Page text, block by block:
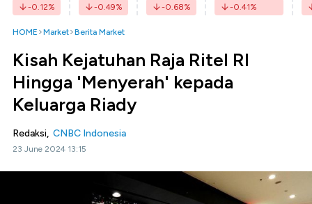
-0.12% -0.49% -0.68% -0.41%
HOME Market Berita Market
Kisah Kejatuhan Raja Ritel RI
Hingga 'Menyerah' kepada
Keluarga Riady
Redaksi, CNBC Indonesia
23 June 2024 13:15